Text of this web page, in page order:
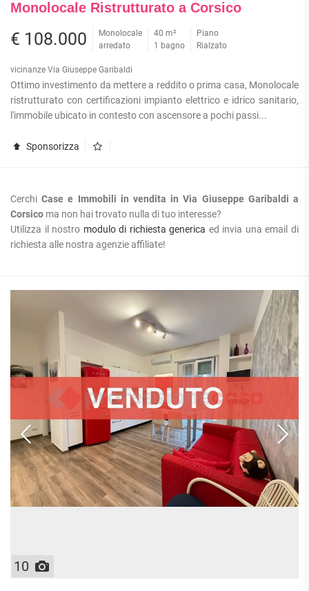
Monolocale Ristrutturato a Corsico
€ 108.000
Monolocale
arredato
40 m²
1 bagno
Piano
Rialzato
vicinanze Via Giuseppe Garibaldi
Ottimo investimento da mettere a reddito o prima casa, Monolocale
ristrutturato con certificazioni impianto elettrico e idrico sanitario,
l'immobile ubicato in contesto con ascensore a pochi passi...
Sponsorizza
CerchiCase e Immobili in vendita in Via Giuseppe Garibaldi a
Corsico ma non hai trovato nulla di tuo interesse?
Utilizza il nostro modulo di richiesta generica ed invia una email di
richiesta alle nostra agenzie affiliate!
10